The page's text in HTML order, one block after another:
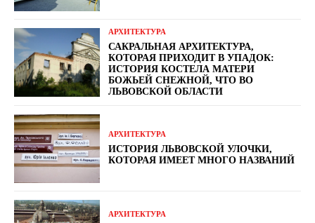
АРХИТЕКТУРА
САКРАЛЬНАЯ АРХИТЕКТУРА,
КОТОРАЯ ПРИХОДИТ В УПАДОК:
ИСТОРИЯ КОСТЕЛА МАТЕРИ
БОЖЬЕЙ СНЕЖНОЙ, ЧТО ВО
ЛЬВОВСКОЙ ОБЛАСТИ
АРХИТЕКТУРА
ИСТОРИЯ ЛЬВОВСКОЙ УЛОЧКИ,
КОТОРАЯ ИМЕЕТ МНОГО НАЗВАНИЙ
АРХИТЕКТУРА